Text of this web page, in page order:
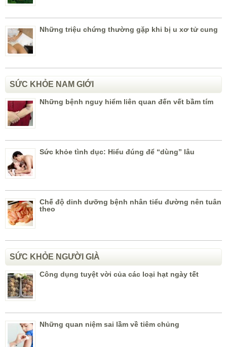
Những triệu chứng thường gặp khi bị u xơ tử cung
SỨC KHỎE NAM GIỚI
Những bệnh nguy hiểm liên quan đến vết bầm tím
Sức khỏe tình dục: Hiểu đúng để “dùng” lâu
Chế độ dinh dưỡng bệnh nhân tiểu đường nên tuân
theo
SỨC KHỎE NGƯỜI GIÀ
Công dụng tuyệt vời của các loại hạt ngày tết
Những quan niệm sai lầm về tiêm chủng